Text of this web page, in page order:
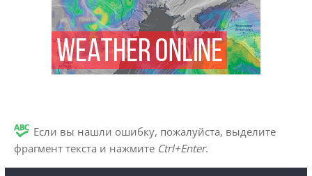
Если вы нашли ошибку, пожалуйста, выделите
фрагмент текста и нажмите Ctrl+Enter.